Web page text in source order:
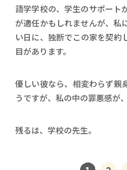
語学学校の、学生のサポート
が適任かもしれませんが、私
い日に、独断でこの家を契約
目があります。
優しい彼なら、相変わらず親
うですが、私の中の罪悪感が
残るは、学校の先生。